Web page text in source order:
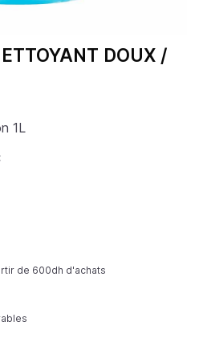
DOUX /
1L
de 600dh d'achats